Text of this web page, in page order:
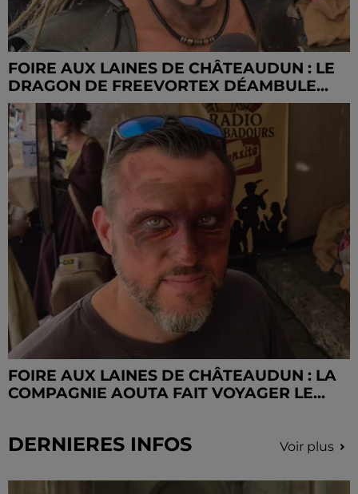
FOIRE AUX LAINES DE CHÂTEAUDUN : LE
DRAGON DE FREEVORTEX DÉAMBULE...
FOIRE AUX LAINES DE CHÂTEAUDUN : LA
COMPAGNIE AOUTA FAIT VOYAGER LE...
DERNIERES INFOS Voir plus